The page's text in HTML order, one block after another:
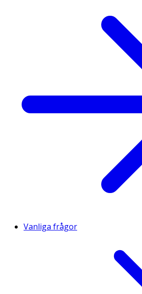
Vanliga frågor